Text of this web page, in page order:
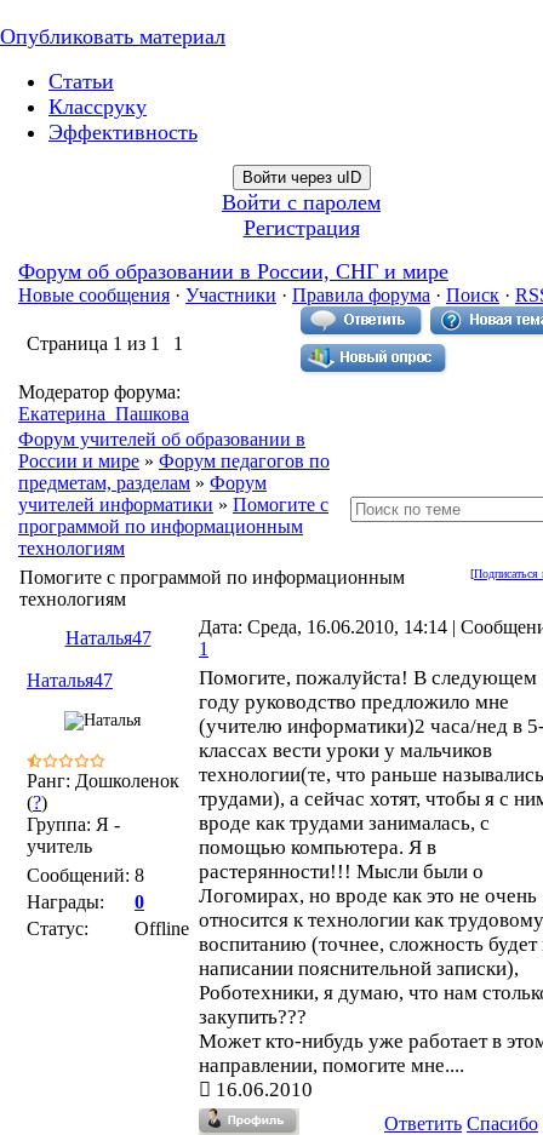
Опубликовать материал
Статьи
Классруку
Эффективность
Войти через uID
Войти с паролем
Регистрация
Форум об образовании в России, СНГ и мире
Новые сообщения · Участники · Правила форума · Поиск ·
Страница 1 из 1 1
Модератор форума:
Екатерина_Пашкова
Форум учителей об образовании в
России и мире » Форум педагогов по
предметам, разделам » Форум
учителей информатики » Помогите с
программой по информационным
технологиям
[Подписаться
Помогите с программой по информационным
технологиям
Наталья47
Дата: Среда, 16.06.2010, 14:14 |
1
Наталья47
Ранг: Дошколенок
(?)
Группа: Я -
учитель
Сообщений: 8
Награды:
0
Статус:
Offline
Помогите, пожалуйста! В следующем
году руководство предложило мне
(учителю информатики)2 часа/нед в
классах вести уроки у мальчиков
технологии(те, что раньше назывались
трудами), а сейчас хотят, чтобы я с
вроде как трудами занималась, с
помощью компьютера. Я в
растерянности!!! Мысли были о
Логомирах, но вроде как это не очень
относится к технологии как трудовому
воспитанию (точнее, сложность будет
написании пояснительной записки),
Роботехники, я думаю, что нам
закупить???
Может кто-нибудь уже работает в
направлении, помогите мне....
16.06.2010
Ответить Спасибо